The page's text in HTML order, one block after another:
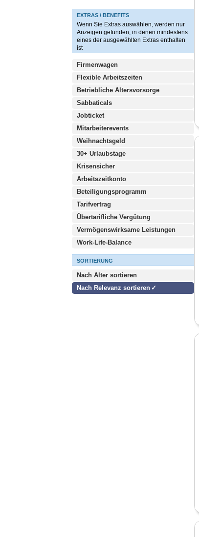
EXTRAS / BENEFITS
Wenn Sie Extras auswählen, werden nur
Anzeigen gefunden, in denen mindestens
eines der ausgewählten Extras enthalten
ist
Firmenwagen
Flexible Arbeitszeiten
Betriebliche Altersvorsorge
Sabbaticals
Jobticket
Mitarbeiterevents
Weihnachtsgeld
30+ Urlaubstage
Krisensicher
Arbeitszeitkonto
Beteiligungsprogramm
Tarifvertrag
Übertarifliche Vergütung
Vermögenswirksame Leistungen
Work-Life-Balance
SORTIERUNG
Nach Alter sortieren
Nach Relevanz sortieren